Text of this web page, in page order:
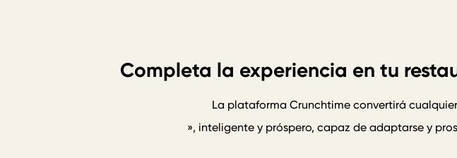
Completa la experiencia en tu
La plataforma Crunchtime convertirá
», inteligente y próspero, capaz de adaptarse y